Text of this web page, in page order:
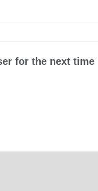
for the next time